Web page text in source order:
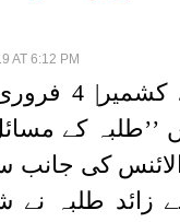
AT 6:12 PM
’’طلبہ کے
کی جانب
کیا گیا۔ میٹنگ میں30 سے